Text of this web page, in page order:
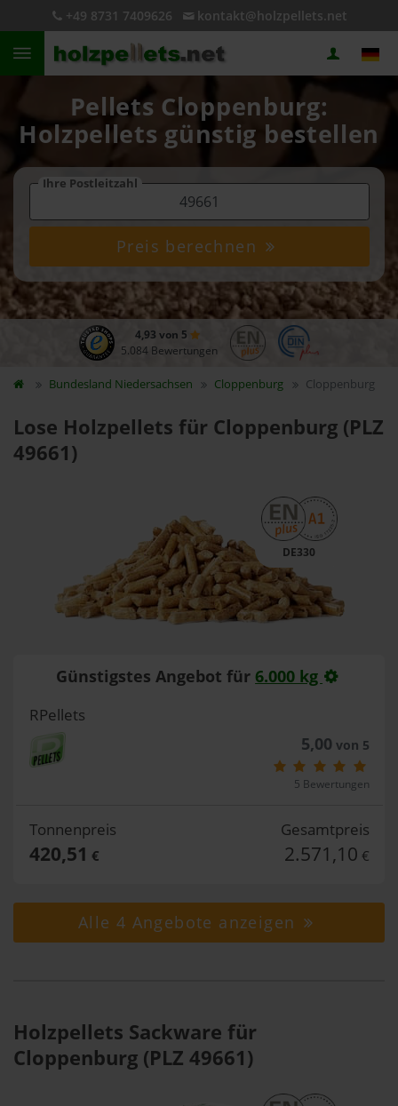
+49 8731 7409626 kontakt@holzpellets.net
Pellets Cloppenburg:
Holzpellets günstig bestellen
Ihre Postleitzahl
Preis berechnen
4,93 von 5
5.084 Bewertungen
Bundesland Niedersachsen Cloppenburg Cloppenburg
Lose Holzpellets für Cloppenburg (PLZ
49661)
DE330
Günstigstes Angebot für 6.000 kg
RPellets
5,00 von 5
5 Bewertungen
Tonnenpreis
420,51 €
Gesamtpreis
2.571,10 €
Alle 4 Angebote anzeigen
Holzpellets Sackware für
Cloppenburg (PLZ 49661)